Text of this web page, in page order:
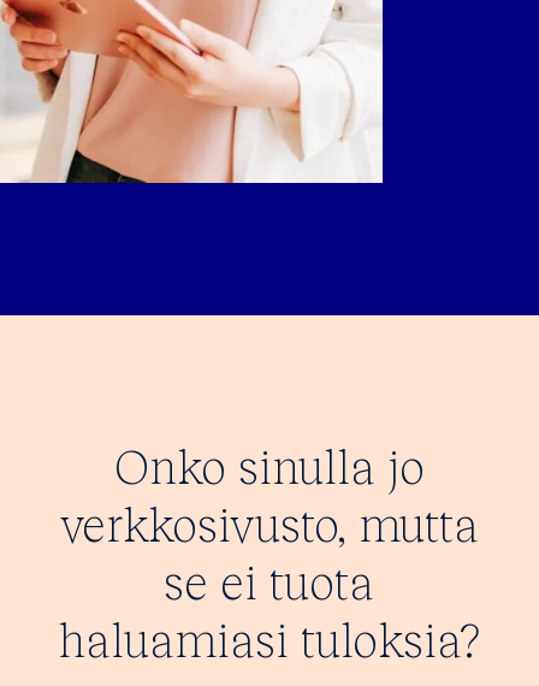
Onko sinulla jo
verkkosivusto, mutta
se ei tuota
haluamiasi tuloksia?